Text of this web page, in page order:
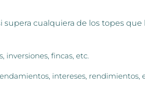
supera cualquiera de los topes
fincas, etc.
intereses, rendimientos,